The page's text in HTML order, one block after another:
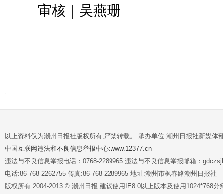
审核｜吴燕珊
以上资料仅为潮州日报社版权所有,严禁转载。 承办单位:潮州日报社新媒体
中国互联网违法和不良信息举报中心:www.12377.cn
违法与不良信息举报电话：0768-2289965 违法与不良信息举报邮箱：
电话:86-768-2262755 传真:86-768-2289965 地址:潮州市枫春路潮州日报社
版权所有 2004-2013 © 潮州日报 建议使用IE8.0以上版本及使用1024*768分